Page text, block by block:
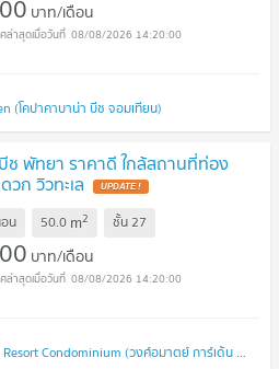
บาท/เดือน
08/08/2026 14:20:00
(โคปาคาบาน่า บีช จอมเทียน)
ช พัทยา ราคาดี ใกล้สถานที่ท่อง
วก วิวทะเล
น 50.0 m2 ชั้น27
บาท/เดือน
08/08/2026 14:20:00
Wongamat Garden Beach Resort Condominium (วงศ์อมาตย์ การ์เด้น บีช รีสอร์ท คอนโดมิเนียม)